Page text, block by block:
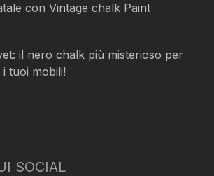
con Vintage chalk Paint
il nero chalk più misterioso per
tuoi mobili!
SOCIAL